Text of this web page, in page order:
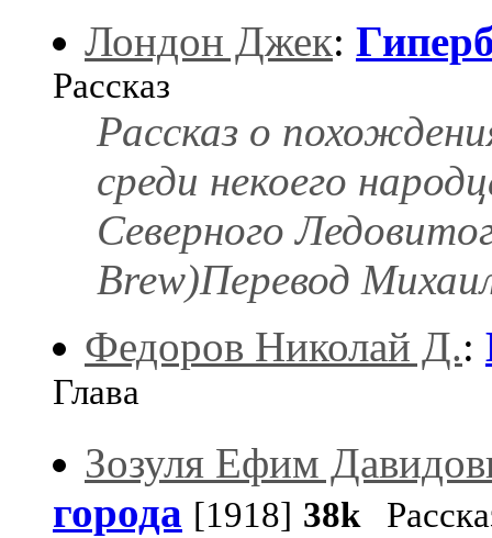
Лондон Джек:
Рассказ
Рассказ о
среди некоего
Северного
Brew)Перевод
Федоров Николай Д.:
Глава
Зозуля Ефим
города [1918] 38k